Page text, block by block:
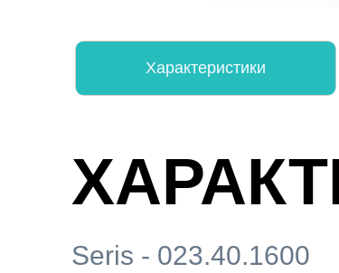
Характеристики
Seris - 023.40.1600